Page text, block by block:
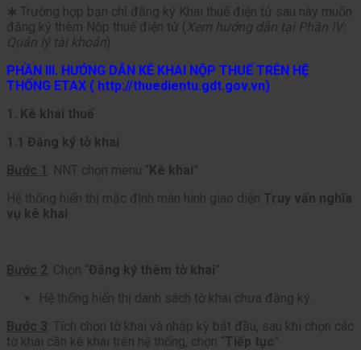
∗ Trường hợp bạn chỉ đăng ký Khai thuế điện tử sau này muốn
đăng ký thêm Nộp thuế điện tử (Xem hướng dẫn tại Phần IV:
Quản lý tài khoản)
PHẦN III. HƯỚNG DẪN KÊ KHAI NỘP THUẾ TRÊN HỆ
THỐNG ETAX ( http://thuedientu.gdt.gov.vn)
1. Kê khai thuế
1.1 Đăng ký tờ khai
Bước 1 : NNT chọn menu “Kê khai”
Hệ thống hiển thị mặc định màn hình giao diện Truy vấn nghĩa
vụ kê khai
Bước 2: Chọn “Đăng ký thêm tờ khai”
Hệ thống hiển thị danh sách tờ khai chưa đăng ký.
Bước 3: Tích chọn tờ khai và nhập kỳ bắt đầu, sau khi chọn các
tờ khai cần kê khai trên hệ thống, chọn “Tiếp tục”